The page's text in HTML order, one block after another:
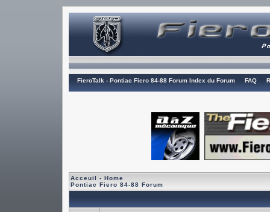
FieroTalk - Pontiac Fiero 84-88 Forum Index du Forum FAQ
Acceuil - Home
Pontiac Fiero 84-88 Forum